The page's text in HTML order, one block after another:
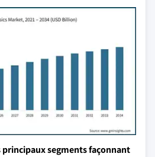
principaux segments façonnant